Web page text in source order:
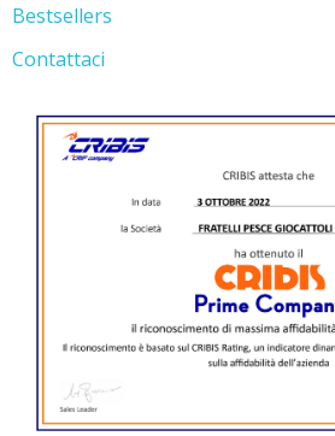
Bestsellers
Contattaci